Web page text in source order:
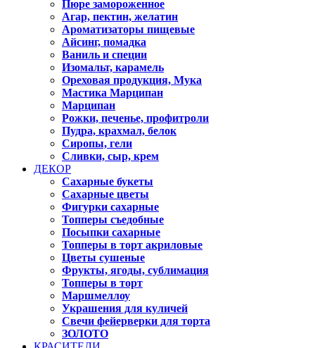
Пюре замороженное
Агар, пектин, желатин
Ароматизаторы пищевые
Айсинг, помадка
Ваниль и специи
Изомальт, карамель
Ореховая продукция, Мука
Мастика Марципан
Марципан
Рожки, печенье, профитроли
Пудра, крахмал, белок
Сиропы, гели
Сливки, сыр, крем
ДЕКОР
Сахарные букеты
Сахарные цветы
Фигурки сахарные
Топперы съедобные
Посыпки сахарные
Топперы в торт акриловые
Цветы сушеные
Фрукты, ягоды, сублимация
Топперы в торт
Маршмеллоу
Украшения для куличей
Свечи фейерверки для торта
ЗОЛОТО